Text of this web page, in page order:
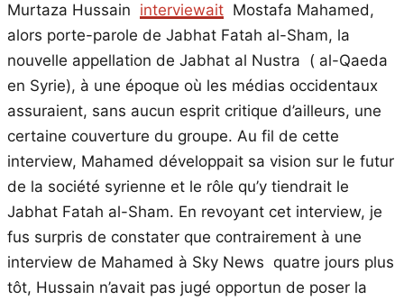
Murtaza Hussain interviewait Mostafa Mahamed,
alors porte-parole de Jabhat Fatah al-Sham, la
nouvelle appellation de Jabhat al Nustra ( al-Qaeda
en Syrie), à une époque où les médias occidentaux
assuraient, sans aucun esprit critique d’ailleurs, une
certaine couverture du groupe. Au fil de cette
interview, Mahamed développait sa vision sur le futur
de la société syrienne et le rôle qu’y tiendrait le
Jabhat Fatah al-Sham. En revoyant cet interview, je
fus surpris de constater que contrairement à une
interview de Mahamed à Sky News quatre jours plus
tôt, Hussain n’avait pas jugé opportun de poser la